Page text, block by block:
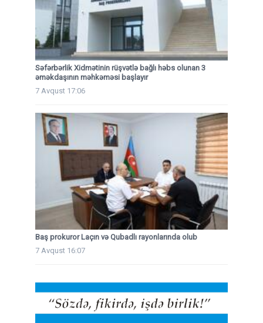
Səfərbərlik Xidmətinin rüşvətlə bağlı həbs olunan 3
əməkdaşının məhkəməsi başlayır
7 Avqust 17:06
Baş prokuror Laçın və Qubadlı rayonlarında olub
7 Avqust 16:07